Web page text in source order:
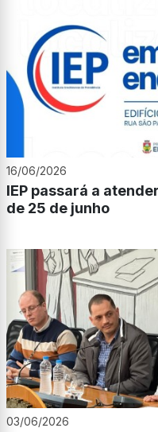
16/06/2026
IEP passará a
de 25 de junho
03/06/2026